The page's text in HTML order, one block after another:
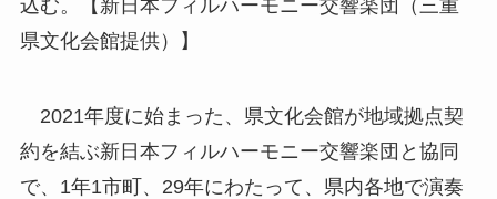
込む。【新日本フィルハーモニー交響楽団（三重
県文化会館提供）】
2021年度に始まった、県文化会館が地域拠点契
約を結ぶ新日本フィルハーモニー交響楽団と協同
で、1年1市町、29年にわたって、県内各地で演奏